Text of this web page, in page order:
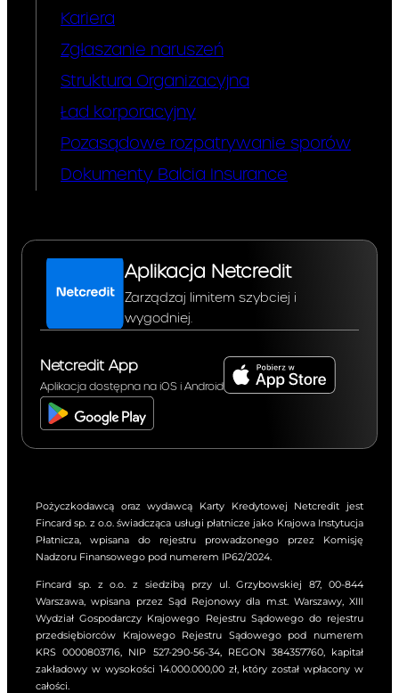
Kariera
Zgłaszanie naruszeń
Struktura Organizacyjna
Ład korporacyjny
Pozasądowe rozpatrywanie sporów
Dokumenty Balcia Insurance
Aplikacja Netcredit
Zarządzaj limitem szybciej i
wygodniej.
Netcredit App
Aplikacja dostępna na iOS i Android
Pożyczkodawcą oraz wydawcą Karty Kredytowej Netcredit jest
Fincard sp. z o.o. świadcząca usługi płatnicze jako Krajowa Instytucja
Płatnicza, wpisana do rejestru prowadzonego przez Komisję
Nadzoru Finansowego pod numerem IP62/2024.
Fincard sp. z o.o. z siedzibą przy ul. Grzybowskiej 87, 00-844
Warszawa, wpisana przez Sąd Rejonowy dla m.st. Warszawy, XIII
Wydział Gospodarczy Krajowego Rejestru Sądowego do rejestru
przedsiębiorców Krajowego Rejestru Sądowego pod numerem
KRS 0000803716, NIP 527-290-56-34, REGON 384357760, kapitał
zakładowy w wysokości 14.000.000,00 zł, który został wpłacony w
całości.